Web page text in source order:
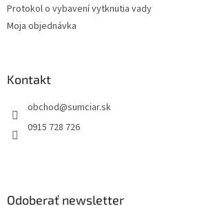
Protokol o vybavení vytknutia vady
Moja objednávka
Kontakt
obchod@sumciar.sk
0915 728 726
Odoberať newsletter